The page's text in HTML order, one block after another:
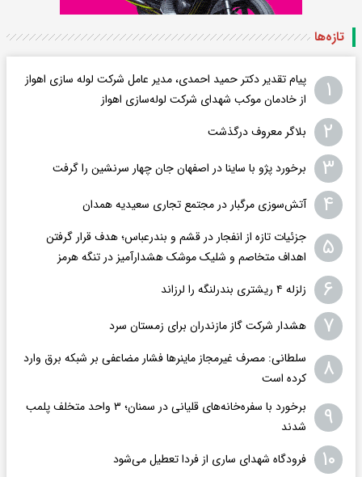
تازه‌ها
۱
پیام تقدیر دکتر حمید احمدی، مدیر عامل شرکت لوله سازی اهواز
از خادمان موکب شهدای شرکت لوله‌سازی اهواز
۲ بلاگر معروف درگذشت
۳ برخورد پژو با ساینا در اصفهان جان چهار سرنشین را گرفت
۴ آتش‌سوزی مرگبار در مجتمع تجاری سعیدیه همدان
۵
جزئیات تازه از انفجار در قشم و بندرعباس؛ هدف قرار گرفتن
اهداف متخاصم و شلیک موشک هشدارآمیز در تنگه هرمز
۶ زلزله ۴ ریشتری بندرلنگه را لرزاند
۷ هشدار شرکت گاز مازندران برای زمستان سرد
۸
سلطانی: مصرف غیرمجاز ماینرها فشار مضاعفی بر شبکه برق وارد
کرده است
۹
برخورد با سفره‌خانه‌های قلیانی در سمنان؛ ۳ واحد متخلف پلمب
شدند
۱۰ فرودگاه ‌شهدای ساری از فردا تعطیل می‌شود